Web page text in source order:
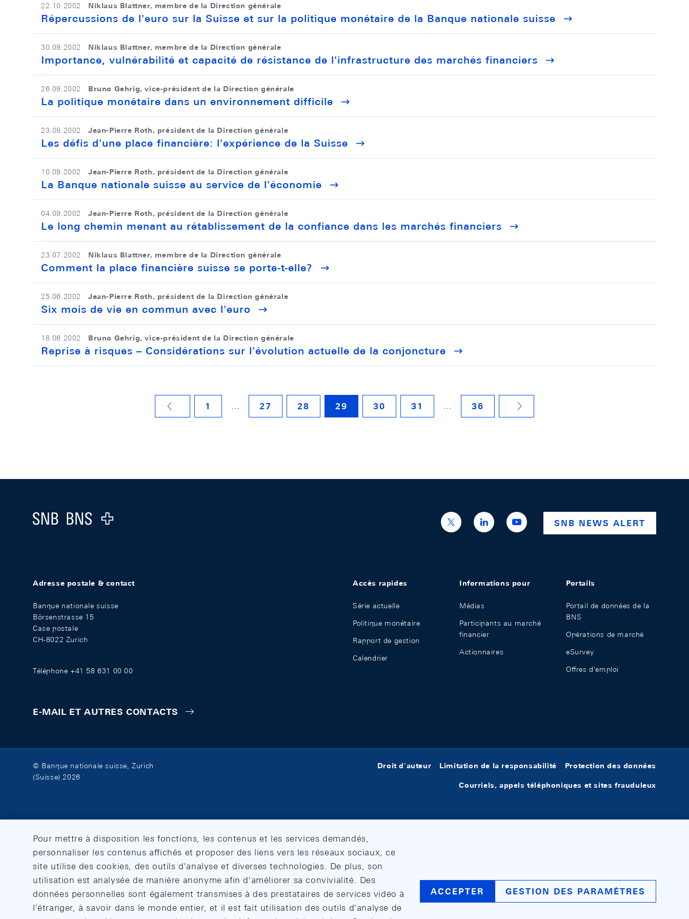
22.10.2002 Niklaus Blattner, membre de la Direction générale
Répercussions de l'euro sur la Suisse et sur la politique monétaire de la Banque nationale suisse
30.09.2002 Niklaus Blattner, membre de la Direction générale
Importance, vulnérabilité et capacité de résistance de l'infrastructure des marchés financiers
26.09.2002 Bruno Gehrig, vice-président de la Direction générale
La politique monétaire dans un environnement difficile
23.09.2002 Jean-Pierre Roth, président de la Direction générale
Les défis d'une place financière: l'expérience de la Suisse
10.09.2002 Jean-Pierre Roth, président de la Direction générale
La Banque nationale suisse au service de l'économie
04.09.2002 Jean-Pierre Roth, président de la Direction générale
Le long chemin menant au rétablissement de la confiance dans les marchés financiers
23.07.2002 Niklaus Blattner, membre de la Direction générale
Comment la place financière suisse se porte-t-elle?
25.06.2002 Jean-Pierre Roth, président de la Direction générale
Six mois de vie en commun avec l'euro
18.06.2002 Bruno Gehrig, vice-président de la Direction générale
Reprise à risques – Considérations sur l'évolution actuelle de la conjoncture
1 … 27 28 29 30 31 … 36
Footer
Logo
https://x.com/snb_bns
https://ch.linkedin.com/company/swiss-
national-
https://www.youtube.com/
SNB NEWS ALERT
Adresse postale & contact
Banque nationale suisse
Börsenstrasse 15
Case postale
CH-8022 Zurich
Téléphone +41 58 631 00 00
E-MAIL ET AUTRES CONTACTS
Accès rapides
Série actuelle
Politique monétaire
Rapport de gestion
Calendrier
Informations pour
Médias
Participants au marché
financier
Actionnaires
Portails
Portail de données de la
BNS
Opérations de marché
eSurvey
Offres d'emploi
© Banque nationale suisse, Zurich
(Suisse) 2026
Droit d'auteur Limitation de la responsabilité Protection des données
Courriels, appels téléphoniques et sites frauduleux
Pour mettre à disposition les fonctions, les contenus et les services demandés,
personnaliser les contenus affichés et proposer des liens vers les réseaux sociaux, ce
site utilise des cookies, des outils d'analyse et diverses technologies. De plus, son
utilisation est analysée de manière anonyme afin d'améliorer sa convivialité. Des
données personnelles sont également transmises à des prestataires de services vidéo à
l'étranger, à savoir dans le monde entier, et il est fait utilisation des outils d'analyse de
ACCEPTER GESTION DES PARAMÈTRES